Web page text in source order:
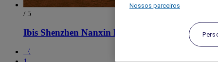
/ 5
Ibis Shenzhen Nanxin Road Hotel
〈
Nossos parceiros